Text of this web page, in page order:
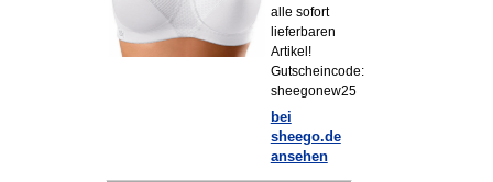
alle sofort
lieferbaren
Artikel!
Gutscheincode:
sheegonew25
bei
sheego.de
ansehen